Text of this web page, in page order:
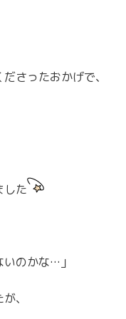
さったおかげで、
した
いのかな…」
、